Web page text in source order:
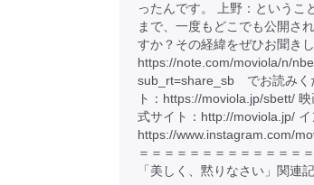
ったんです。 上野：というこ
まで、一度もどこでも公開さ
すか？その経緯をぜひお聞き
https://note.com/moviola/n/
sub_rt=share_sb でお読みく
ト：https://moviola.jp/sbett/
式サイト：http://moviola.jp/ イ
https://www.instagram.com/
＝＝＝＝＝＝＝＝＝＝＝＝＝
「美しく、黙りなさい」関連